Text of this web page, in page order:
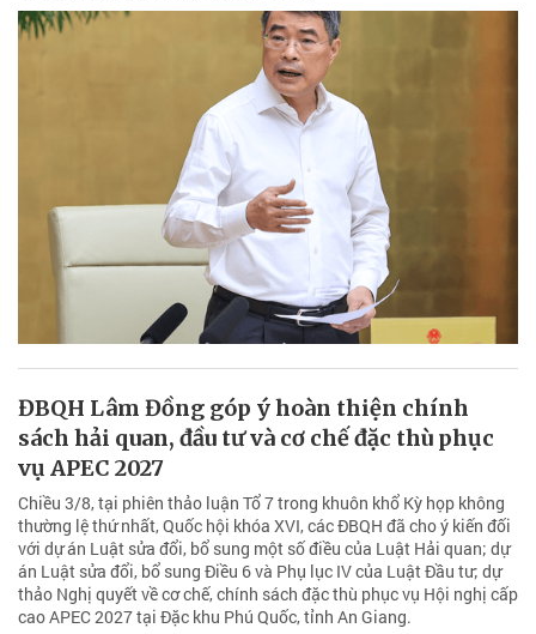
ĐBQH Lâm Đồng góp ý hoàn thiện chính
sách hải quan, đầu tư và cơ chế đặc thù phục
vụ APEC 2027
Chiều 3/8, tại phiên thảo luận Tổ 7 trong khuôn khổ Kỳ họp không
thường lệ thứ nhất, Quốc hội khóa XVI, các ĐBQH đã cho ý kiến đối
với dự án Luật sửa đổi, bổ sung một số điều của Luật Hải quan; dự
án Luật sửa đổi, bổ sung Điều 6 và Phụ lục IV của Luật Đầu tư; dự
thảo Nghị quyết về cơ chế, chính sách đặc thù phục vụ Hội nghị cấp
cao APEC 2027 tại Đặc khu Phú Quốc, tỉnh An Giang.